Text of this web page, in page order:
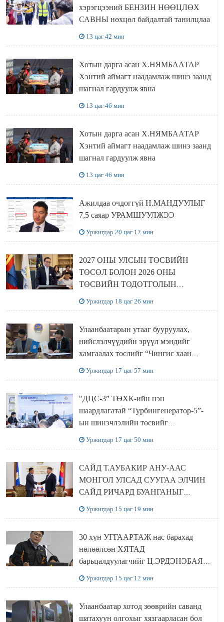
хэрэгцээний БЕНЗИН НӨӨЦЛӨХ
САВНЫ нөхцөл байдалтай танилцлаа
13 цаг 42 мин
Хотын дарга асан Х.НЯМБААТАР
Хэнтий аймагт наадамлаж шинэ заанд
шагнал гардуулж явна
13 цаг 46 мин
Хотын дарга асан Х.НЯМБААТАР
Хэнтий аймагт наадамлаж шинэ заанд
шагнал гардуулж явна
13 цаг 46 мин
Ажилдаа очдоггүй Н.МАНДУУЛЫГ
7,5 саяар УРАМШУУЛЖЭЭ
Уржигдар 20 цаг 12 мин
2027 ОНЫ УЛСЫН ТӨСВИЙН
ТӨСӨЛ БОЛОН 2026 ОНЫ
ТӨСВИЙН ТОДОТГОЛЫН
Уржигдар 18 цаг 26 мин
Улаанбаатарын утааг бууруулах,
нийслэлчүүдийн эрүүл мэндийг
хамгаалах төслийг “Чингис хаан
Уржигдар 17 цаг 57 мин
"ДЦС-3” ТӨХК-ийн нэн
шаардлагатай “Турбингенератор-5”-
ын шинэчлэлийн төсвийг
Уржигдар 17 цаг 50 мин
САЙД Т.АУБАКИР АНУ-ААС
МОНГОЛ УЛСАД СУУГАА ЭЛЧИН
САЙД РИЧАРД БУАНГАНЫГ
Уржигдар 15 цаг 19 мин
30 хүн УГГААРТАЖ нас барахад
нөлөөлсөн ХЯТАД
барьцалдуулагчийг Ц.ЭРДЭНЭБАЯР
Уржигдар 15 цаг 12 мин
Улаанбаатар хотод зөөврийн саванд
шатахуун олгохыг хязгаарласан бол